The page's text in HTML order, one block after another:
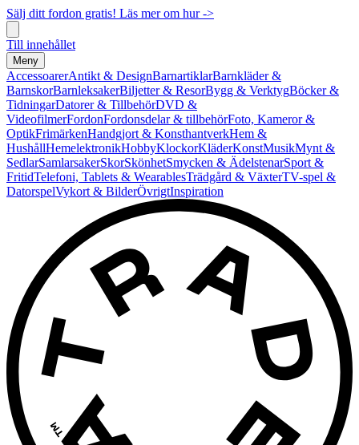
Sälj ditt fordon gratis! Läs mer om hur ->
Till innehållet
Meny
AccessoarerAntikt & DesignBarnartiklarBarnkläder &
BarnskorBarnleksakerBiljetter & ResorBygg & VerktygBöcker &
TidningarDatorer & TillbehörDVD &
VideofilmerFordonFordonsdelar & tillbehörFoto, Kameror &
OptikFrimärkenHandgjort & KonsthantverkHem &
HushållHemelektronikHobbyKlockorKläderKonstMusikMynt &
SedlarSamlarsakerSkorSkönhetSmycken & ÄdelstenarSport &
FritidTelefoni, Tablets & WearablesTrädgård & VäxterTV-spel &
DatorspelVykort & BilderÖvrigtInspiration